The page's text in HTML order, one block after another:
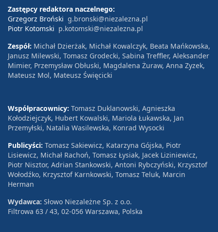
Zastępcy redaktora naczelnego:
Grzegorz Broński g.bronski@niezalezna.pl
Piotr Kotomski p.kotomski@niezalezna.pl
Zespół: Michał Dzierżak, Michał Kowalczyk, Beata Mańkowska,
Janusz Milewski, Tomasz Grodecki, Sabina Treffler, Aleksander
Mimier, Przemysław Obłuski, Magdalena Żuraw, Anna Zyzek,
Mateusz Mol, Mateusz Święcicki
Współpracownicy: Tomasz Duklanowski, Agnieszka
Kołodziejczyk, Hubert Kowalski, Mariola Łukawska, Jan
Przemyłski, Natalia Wasilewska, Konrad Wysocki
Publicyści: Tomasz Sakiewicz, Katarzyna Gójska, Piotr
Lisiewicz, Michał Rachoń, Tomasz Łysiak, Jacek Liziniewicz,
Piotr Nisztor, Adrian Stankowski, Antoni Rybczyński, Krzysztof
Wołodźko, Krzysztof Karnkowski, Tomasz Teluk, Marcin
Herman
Wydawca: Słowo Niezależne Sp. z o.o.
Filtrowa 63 / 43, 02-056 Warszawa, Polska